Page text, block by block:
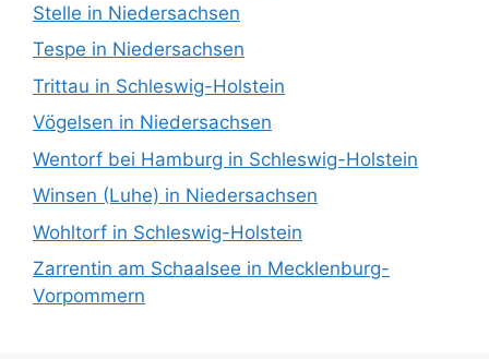
Stelle in Niedersachsen
Tespe in Niedersachsen
Trittau in Schleswig-Holstein
Vögelsen in Niedersachsen
Wentorf bei Hamburg in Schleswig-Holstein
Winsen (Luhe) in Niedersachsen
Wohltorf in Schleswig-Holstein
Zarrentin am Schaalsee in Mecklenburg-
Vorpommern